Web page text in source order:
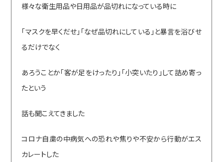
様々な衛生用品や日用品が品切れになっている時に
「マスクを早くだせ」「なぜ品切れにしている」と暴言を浴びせ
るだけでなく
あろうことか「客が足をけったり」「小突いたり」して詰め寄っ
たという
話も聞こえてきました
コロナ自粛の中病気への恐れや焦りや不安から行動がエス
カレートした